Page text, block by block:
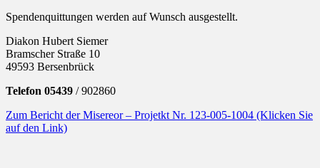
Spendenquittungen werden auf Wunsch ausgestellt.
Diakon Hubert Siemer
Bramscher Straße 10
49593 Bersenbrück
Telefon 05439 / 902860
Zum Bericht der Misereor – Projetkt Nr. 123-005-1004 (Klicken Sie
auf den Link)